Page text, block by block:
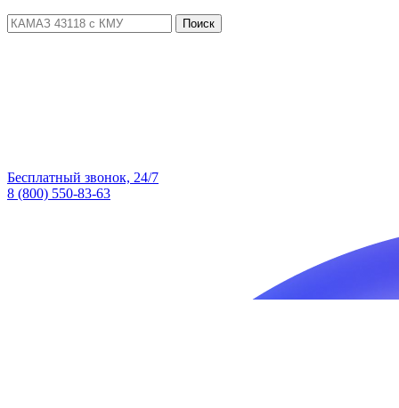
Поиск
Бесплатный звонок, 24/7
8 (800) 550-83-63